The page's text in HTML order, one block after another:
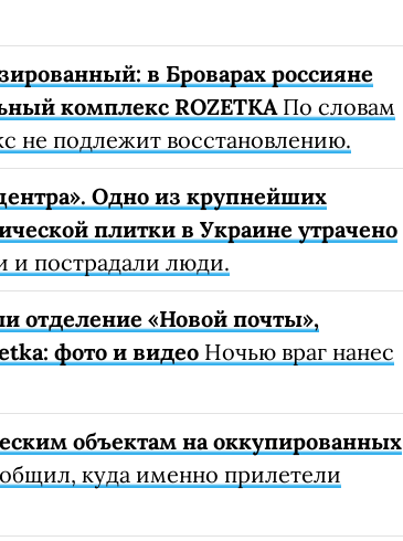
в Броварах россияне
комплекс ROZETKAПо словам
не подлежит восстановлению.
Одно из крупнейших
плитки в Украине утрачено
и пострадали люди.
отделение «Новой почты»,
фото и видео Ночью враг нанес
объектам на оккупированных
куда именно прилетели